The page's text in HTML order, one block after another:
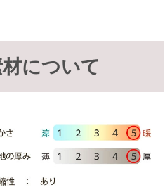
について